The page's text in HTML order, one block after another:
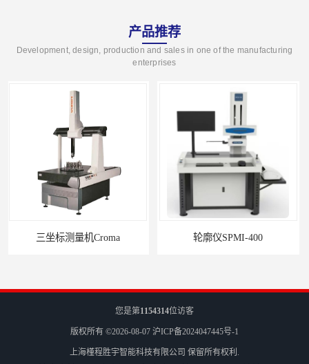
产品推荐
Development, design, production and sales in one of the manufacturing
enterprises
轮廓仪SPMI-400
您是第1154314位访客
版权所有 ©2026-08-07 沪ICP备2024047445号-1
上海槿程胜宇智能科技有限公司 保留所有权利.